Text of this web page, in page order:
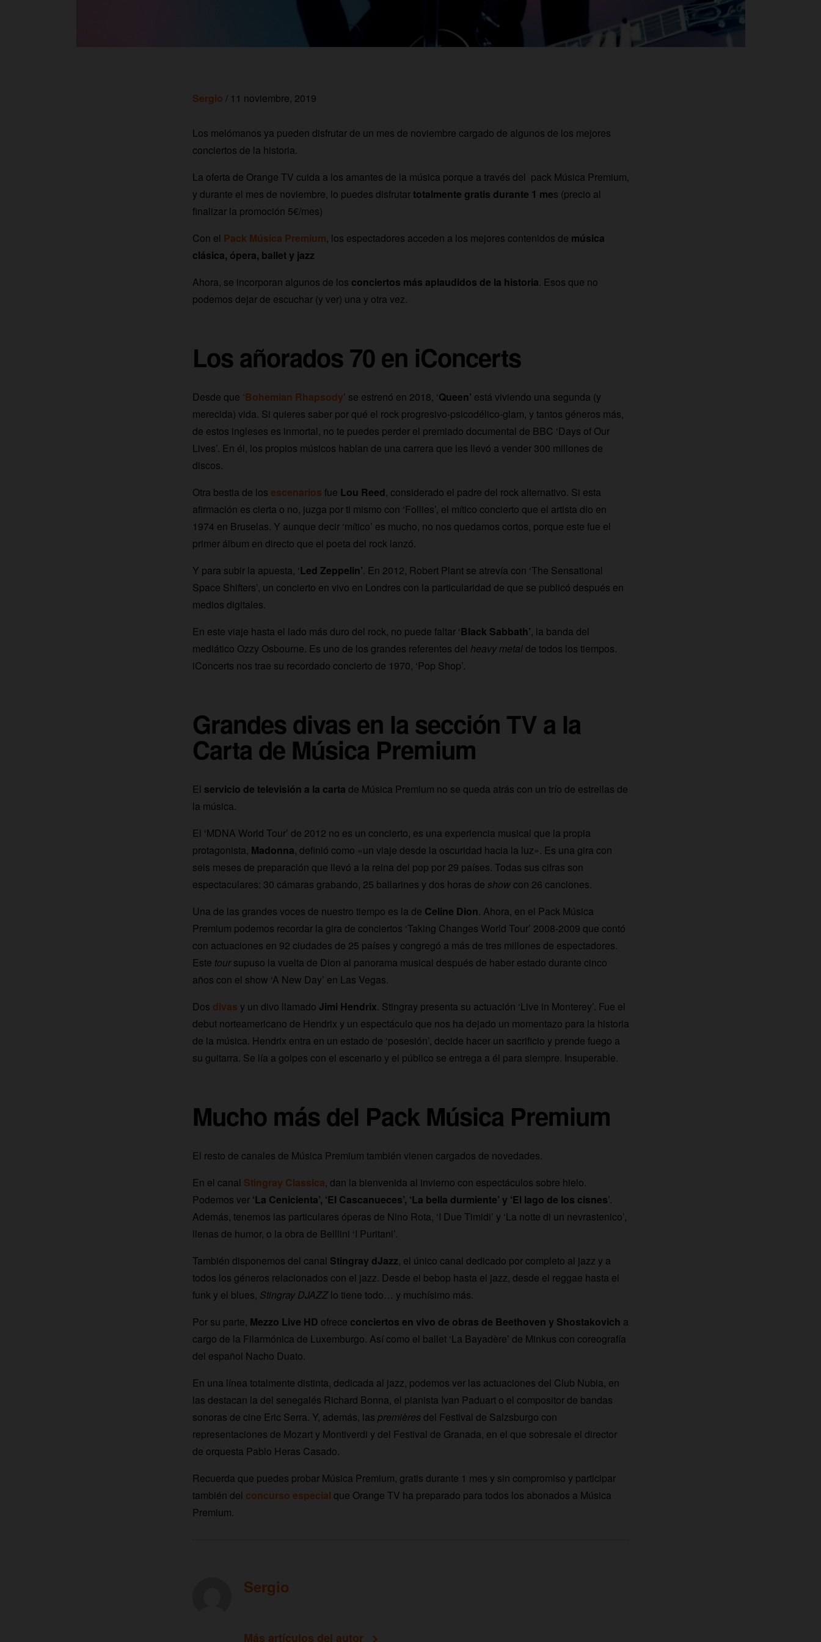
Sergio / 11 noviembre, 2019
Los melómanos ya pueden disfrutar de un mes de noviembre cargado de algunos de los mejores
conciertos de la historia.
La oferta de Orange TV cuida a los amantes de la música porque a través del pack Música Premium,
y durante el mes de noviembre, lo puedes disfrutartotalmente gratis durante 1 mes (precio al
finalizar la promoción 5€/mes)
Con el Pack Música Premium, los espectadores acceden a los mejores contenidos de música
clásica, ópera, ballet y jazz
Ahora, se incorporan algunos de los conciertos más aplaudidos de la historia. Esos que no
podemos dejar de escuchar (y ver) una y otra vez.
Los añorados 70 en iConcerts
Desde que ‘Bohemian Rhapsody’ se estrenó en 2018, ‘Queen’ está viviendo una segunda (y
merecida) vida. Si quieres saber por qué el rock progresivo-psicodélico-glam, y tantos géneros más,
de estos ingleses es inmortal, no te puedes perder el premiado documental de BBC ‘Days of Our
Lives’. En él, los propios músicos hablan de una carrera que les llevó a vender 300 millones de
discos.
Otra bestia de los escenarios fue Lou Reed, considerado el padre del rock alternativo. Si esta
afirmación es cierta o no, juzga por ti mismo con ‘Follies’, el mítico concierto que el artista dio en
1974 en Bruselas. Y aunque decir ‘mítico’ es mucho, no nos quedamos cortos, porque este fue el
primer álbum en directo que el poeta del rock lanzó.
Y para subir la apuesta, ‘Led Zeppelin’. En 2012, Robert Plant se atrevía con ‘The Sensational
Space Shifters’, un concierto en vivo en Londres con la particularidad de que se publicó después en
medios digitales.
En este viaje hasta el lado más duro del rock, no puede faltar ‘Black Sabbath’, la banda del
mediático Ozzy Osbourne. Es uno de los grandes referentes del heavy metalde todos los tiempos.
iConcerts nos trae su recordado concierto de 1970, ‘Pop Shop’.
Grandes divas en la sección TV a la
Carta de Música Premium
El servicio de televisión a la carta de Música Premium no se queda atrás con un trío de estrellas de
la música.
El ‘MDNA World Tour’ de 2012 no es un concierto, es una experiencia musical que la propia
protagonista, Madonna, definió como «un viaje desde la oscuridad hacia la luz». Es una gira con
seis meses de preparación que llevó a la reina del pop por 29 países. Todas sus cifras son
espectaculares: 30 cámaras grabando, 25 bailarines y dos horas de showcon 26 canciones.
Una de las grandes voces de nuestro tiempo es la de Celine Dion. Ahora, en el Pack Música
Premium podemos recordar la gira de conciertos ‘Taking Changes World Tour’ 2008-2009 que contó
con actuaciones en 92 ciudades de 25 países y congregó a más de tres millones de espectadores.
Este toursupuso la vuelta de Dion al panorama musical después de haber estado durante cinco
años con el show ‘A New Day’ en Las Vegas.
Dos divas y un divo llamado Jimi Hendrix. Stingray presenta su actuación ‘Live in Monterey’. Fue el
debut norteamericano de Hendrix y un espectáculo que nos ha dejado un momentazo para la historia
de la música. Hendrix entra en un estado de ‘posesión’, decide hacer un sacrificio y prende fuego a
su guitarra. Se lía a golpes con el escenario y el público se entrega a él para siempre. Insuperable.
Mucho más del Pack Música Premium
El resto de canales de Música Premium también vienen cargados de novedades.
En el canal Stingray Classica, dan la bienvenida al invierno con espectáculos sobre hielo.
Podemos ver ‘La Cenicienta’, ‘El Cascanueces’, ‘La bella durmiente’ y ‘El lago de los cisnes’.
Además, tenemos las particulares óperas de Nino Rota, ‘I Due Timidi’ y ‘La notte di un nevrastenico’,
llenas de humor, o la obra de Belllini ‘I Puritani’.
También disponemos del canal Stingray dJazz, el único canal dedicado por completo al jazz y a
todos los géneros relacionados con el jazz. Desde el bebop hasta el jazz, desde el reggae hasta el
funk y el blues, Stingray DJAZZlo tiene todo… y muchísimo más.
Por su parte, Mezzo Live HD ofrece conciertos en vivo de obras de Beethoven y Shostakovich a
cargo de la Filarmónica de Luxemburgo. Así como el ballet ‘La Bayadère’ de Minkus con coreografía
del español Nacho Duato.
En una línea totalmente distinta, dedicada al jazz, podemos ver las actuaciones del Club Nubia, en
las destacan la del senegalés Richard Bonna, el pianista Ivan Paduart o el compositor de bandas
sonoras de cine Eric Serra. Y, además, las premières del Festival de Salzsburgo con
representaciones de Mozart y Montiverdi y del Festival de Granada, en el que sobresale el director
de orquesta Pablo Heras Casado.
Recuerda que puedes probar Música Premium, gratis durante 1 mes y sin compromiso y participar
también del concurso especial que Orange TV ha preparado para todos los abonados a Música
Premium.
Sergio
Más artículos del autor